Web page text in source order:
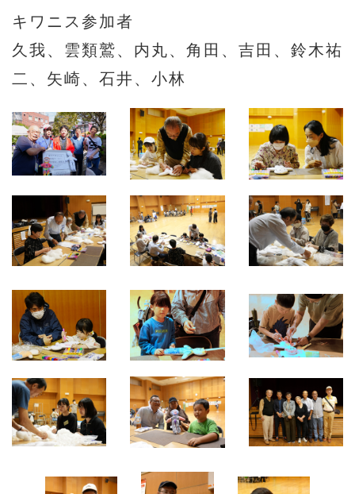
キワニス参加者
久我、雲類鷲、内丸、角田、吉田、鈴木祐
二、矢崎、石井、小林